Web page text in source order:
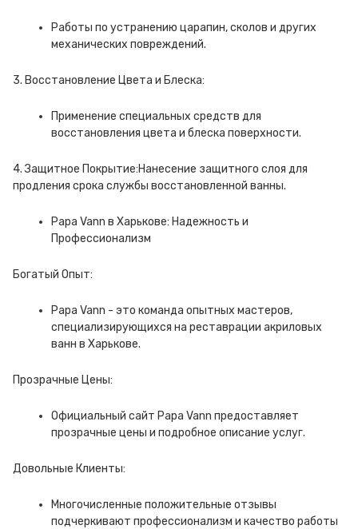
Работы по устранению царапин, сколов и других
механических повреждений.
3. Восстановление Цвета и Блеска:
Применение специальных средств для
восстановления цвета и блеска поверхности.
4. Защитное Покрытие:Нанесение защитного слоя для
продления срока службы восстановленной ванны.
Papa Vann в Харькове: Надежность и
Профессионализм
Богатый Опыт:
Papa Vann - это команда опытных мастеров,
специализирующихся на реставрации акриловых
ванн в Харькове.
Прозрачные Цены:
Официальный сайт Papa Vann предоставляет
прозрачные цены и подробное описание услуг.
Довольные Клиенты:
Многочисленные положительные отзывы
подчеркивают профессионализм и качество работы